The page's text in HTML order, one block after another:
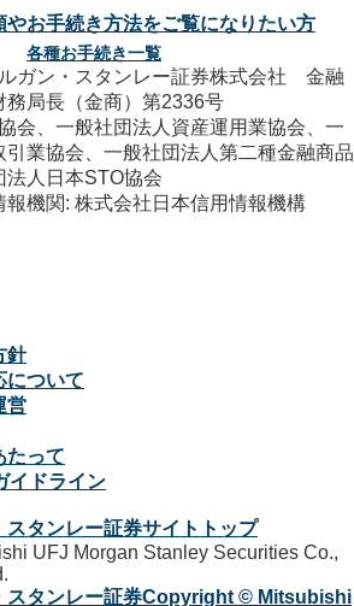
やお手続き方法をご覧になりたい方
各種お手続き一覧
ガン・スタンレー証券株式会社 金融
局長（金商）第2336号
会、一般社団法人資産運用業協会、一
業協会、一般社団法人第二種金融商品
人日本STO協会
機関: 株式会社日本信用情報機構
針
について
営
たって
イドライン
スタンレー証券サイトトップ
スタンレー証券Copyright © Mitsubishi